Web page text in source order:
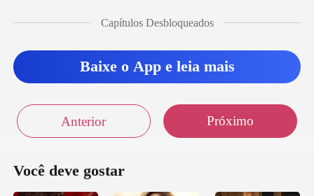
Capítulos Desbloqueados
Baixe o App e leia mais
Anterior Próximo
Você deve gostar